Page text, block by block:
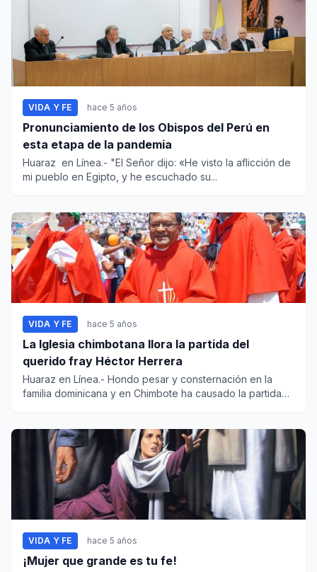
VIDA Y FE hace 5 años
Pronunciamiento de los Obispos del Perú en
esta etapa de la pandemia
Huaraz en Línea.- "El Señor dijo: «He visto la aflicción de
mi pueblo en Egipto, y he escuchado su...
VIDA Y FE hace 5 años
La Iglesia chimbotana llora la partida del
querido fray Héctor Herrera
Huaraz en Línea.- Hondo pesar y consternación en la
familia dominicana y en Chimbote ha causado la partida
VIDA Y FE hace 5 años
¡Mujer que grande es tu fe!